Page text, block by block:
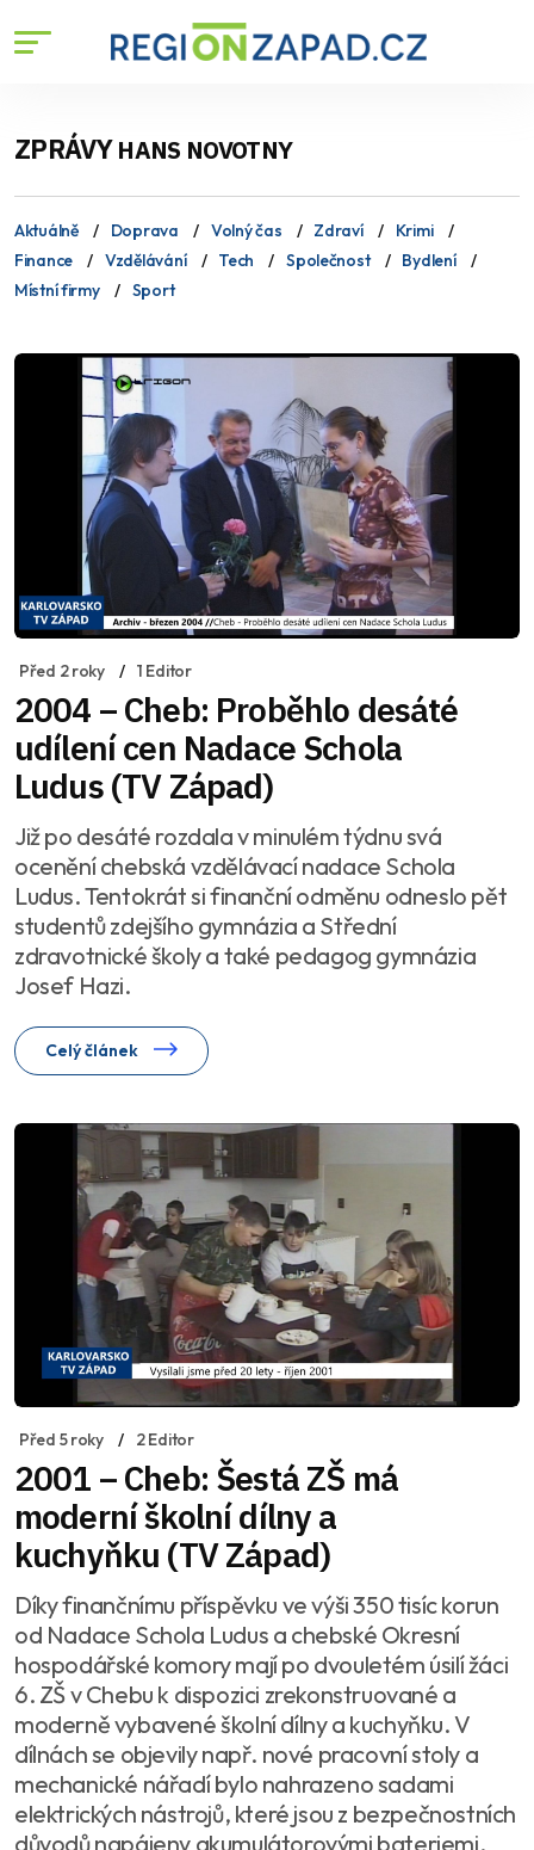
ZPRÁVYHANS NOVOTNY
Aktuálně Doprava Volný čas Zdraví
Krimi
Finance
Vzdělávání Tech Společnost
Bydlení
Místní firmy
Sport
Před 2 roky 1 Editor
2004 – Cheb: Proběhlo desáté
udílení cen Nadace Schola
Ludus (TV Západ)
Již po desáté rozdala v minulém týdnu svá
ocenění chebská vzdělávací nadace Schola
Ludus. Tentokrát si finanční odměnu odneslo pět
studentů zdejšího gymnázia a Střední
zdravotnické školy a také pedagog gymnázia
Josef Hazi.
Celý článek
Před 5 roky 2 Editor
2001 – Cheb: Šestá ZŠ má
moderní školní dílny a
kuchyňku (TV Západ)
Díky finančnímu příspěvku ve výši 350 tisíc korun
od Nadace Schola Ludus a chebské Okresní
hospodářské komory mají po dvouletém úsilí žáci
6. ZŠ v Chebu k dispozici zrekonstruované a
moderně vybavené školní dílny a kuchyňku. V
dílnách se objevily např. nové pracovní stoly a
mechanické nářadí bylo nahrazeno sadami
elektrických nástrojů, které jsou z bezpečnostních
důvodů napájeny akumulátorovými bateriemi.